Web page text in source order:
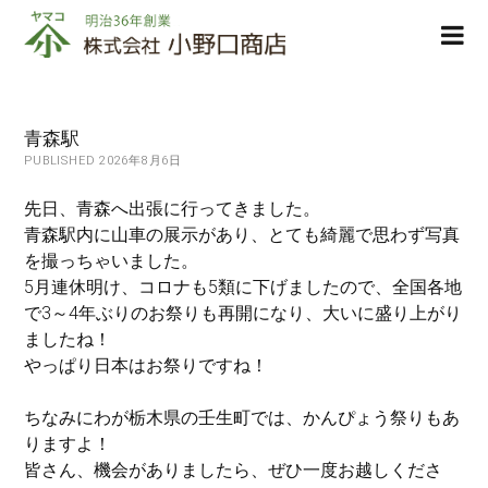
株
式
小
野
商
店
青森駅
PUBLISHED 2026年8月6日
先日、青森へ出張に行ってきました。
青森駅内に山車の展示があり、とても綺麗で思わず写真
を撮っちゃいました。
5月連休明け、コロナも5類に下げましたので、全国各地
で3～4年ぶりのお祭りも再開になり、大いに盛り上がり
ましたね！
やっぱり日本はお祭りですね！
ちなみにわが栃木県の壬生町では、かんぴょう祭りもあ
りますよ！
皆さん、機会がありましたら、ぜひ一度お越しくださ